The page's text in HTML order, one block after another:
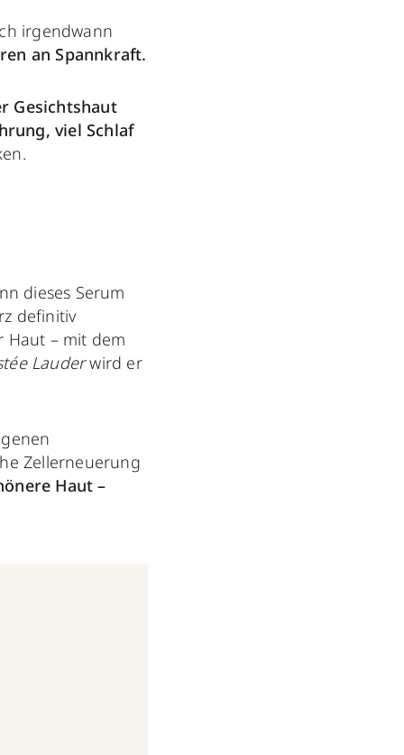
irgendwann
an Spannkraft.
Gesichtshaut
viel Schlaf
dieses Serum
definitiv
Haut – mit dem
Lauderwird er
Zellerneuerung
Haut –